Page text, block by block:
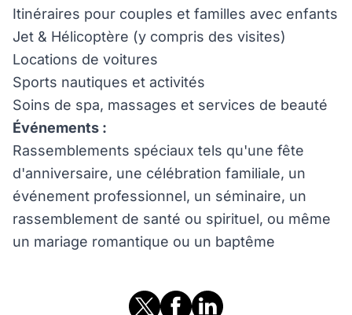
Itinéraires pour couples et familles avec enfants
Jet & Hélicoptère (y compris des visites)
Locations de voitures
Sports nautiques et activités
Soins de spa, massages et services de beauté
Événements :
Rassemblements spéciaux tels qu'une fête
d'anniversaire, une célébration familiale, un
événement professionnel, un séminaire, un
rassemblement de santé ou spirituel, ou même
un mariage romantique ou un baptême